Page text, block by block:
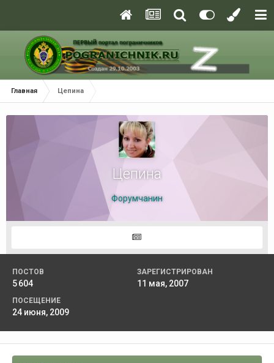
Главная Цепина
Цепина
Форумчанин
ПОСТОВ
5 604
ЗАРЕГИСТРИРОВАН
11 мая, 2007
ПОСЕЩЕНИЕ
24 июня, 2009